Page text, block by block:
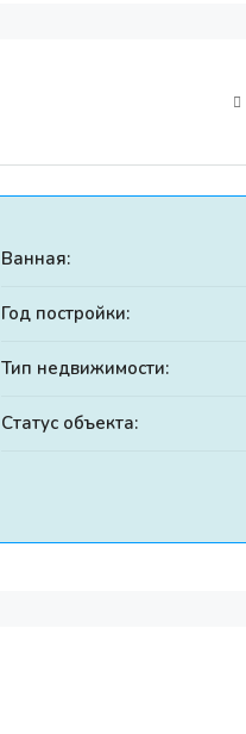
Ванная:
Год постройки:
Тип недвижимости:
Статус объекта: